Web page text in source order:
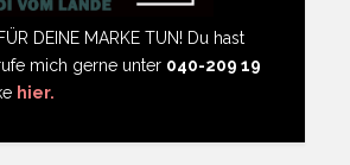
DEINE MARKE TUN! Du hast
mich gerne unter 040-209 19
hier.